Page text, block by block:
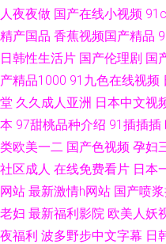
人夜夜做 国产在线小视频
精产国品 香蕉视频国产精品
日韩性生活片 国产伦理剧 国
产精品1000 91九色在线视频
堂 久久成人亚洲 日本中文视
本 97甜桃品种介绍 91插插插
类欧美一二 国产色视频 孕妇
社区成人 在线免费看片 日本
网站 最新激情h网站 国产喷
老妇 最新福利影院 欧美人妖
夜福利 波多野步中文字幕 日